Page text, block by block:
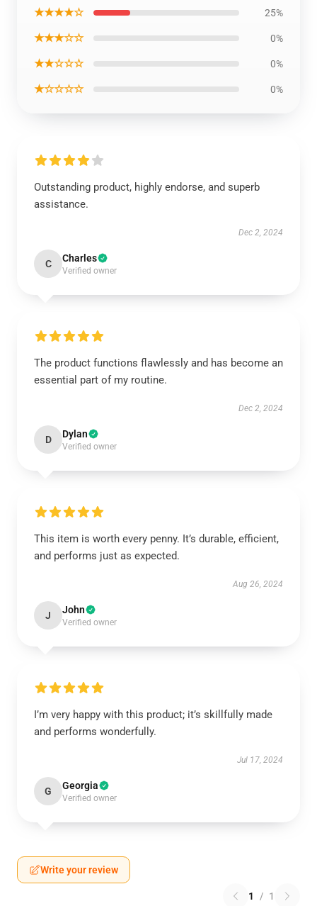
★★★★☆ 25%
★★★☆☆ 0%
★★☆☆☆ 0%
★☆☆☆☆ 0%
Outstanding product, highly endorse, and superb
assistance.
Dec 2, 2024
C Charles
Verified owner
The product functions flawlessly and has become an
essential part of my routine.
Dec 2, 2024
D Dylan
Verified owner
This item is worth every penny. It’s durable, efficient,
and performs just as expected.
Aug 26, 2024
J John
Verified owner
I’m very happy with this product; it’s skillfully made
and performs wonderfully.
Jul 17, 2024
G Georgia
Verified owner
Write your review
1 / 1